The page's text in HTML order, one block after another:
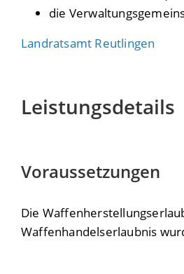
die
Landratsamt Reutlingen
Leistungsdetails
Voraussetzungen
Die
Waffenhandelserlaubnis